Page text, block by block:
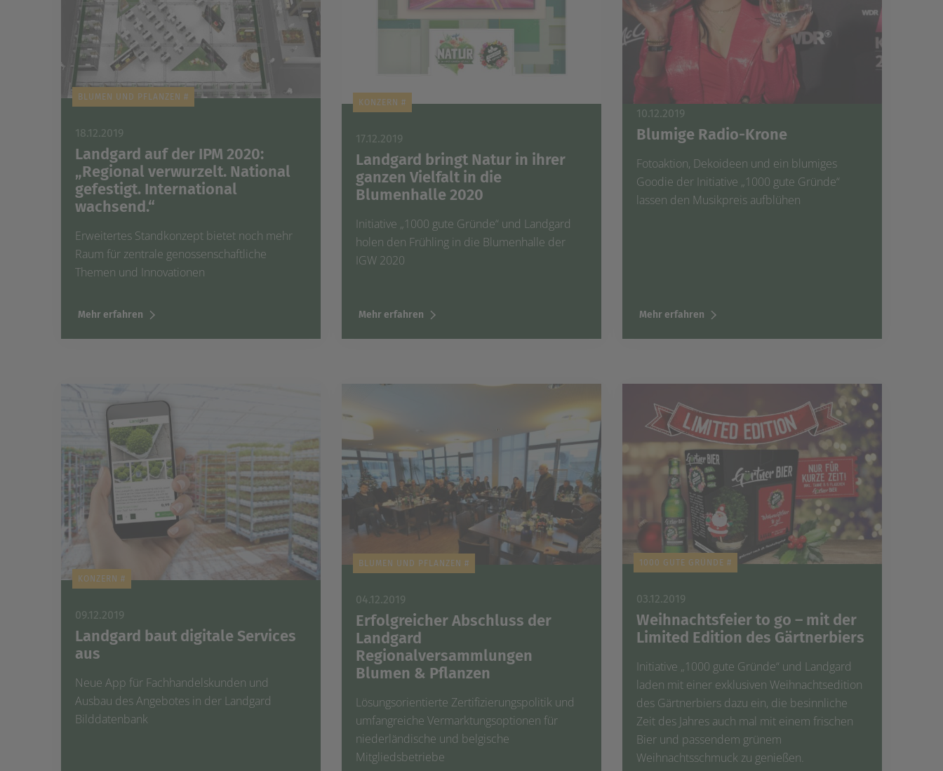
BLUMEN UND PFLANZEN #
18.12.2019
Landgard auf der IPM 2020:
„Regional verwurzelt. National
gefestigt. International
wachsend.“
Erweitertes Standkonzept bietet noch mehr
Raum für zentrale genossenschaftliche
Themen und Innovationen
Mehr erfahren
KONZERN #
17.12.2019
Landgard bringt Natur in ihrer
ganzen Vielfalt in die
Blumenhalle 2020
Initiative „1000 gute Gründe“ und Landgard
holen den Frühling in die Blumenhalle der
IGW 2020
Mehr erfahren
10.12.2019
Blumige Radio-Krone
Fotoaktion, Dekoideen und ein blumiges
Goodie der Initiative „1000 gute Gründe“
lassen den Musikpreis aufblühen
Mehr erfahren
KONZERN #
09.12.2019
Landgard baut digitale Services
aus
Neue App für Fachhandelskunden und
Ausbau des Angebotes in der Landgard
Bilddatenbank
BLUMEN UND PFLANZEN #
04.12.2019
Erfolgreicher Abschluss der
Landgard
Regionalversammlungen
Blumen & Pflanzen
Lösungsorientierte Zertifizierungspolitik und
umfangreiche Vermarktungsoptionen für
niederländische und belgische
Mitgliedsbetriebe
1000 GUTE GRÜNDE #
03.12.2019
Weihnachtsfeier to go – mit der
Limited Edition des Gärtnerbiers
Initiative „1000 gute Gründe“ und Landgard
laden mit einer exklusiven Weihnachtsedition
des Gärtnerbiers dazu ein, die besinnliche
Zeit des Jahres auch mal mit einem frischen
Bier und passendem grünem
Weihnachtsschmuck zu genießen.